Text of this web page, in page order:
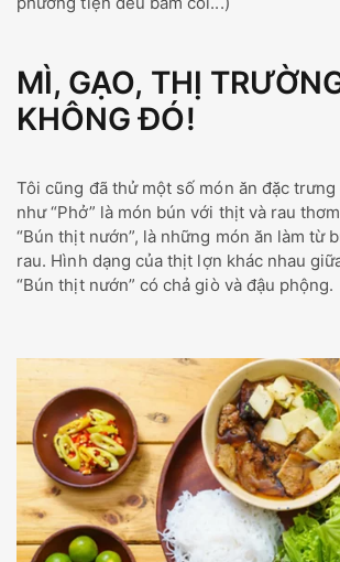
MÌ, GẠO, THỊ
KHÔNG ĐÓ!
Tôi cũng đã thử một số món ăn đặc trưng
như “Phở” là món bún với thịt và rau
“Bún thịt nướn”, là những món ăn làm từ
rau. Hình dạng của thịt lợn khác nhau
“Bún thịt nướn” có chả giò và đậu phộng.